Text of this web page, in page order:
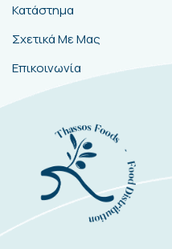
Κατάστημα
Σχετικά Με Μας
Επικοινωνία